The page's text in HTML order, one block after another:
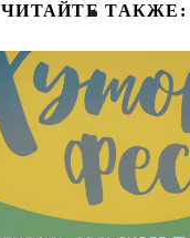
ЧИТАЙТЕ ТАКЖЕ: